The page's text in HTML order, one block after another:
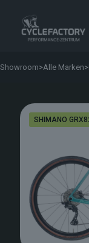
Showroom>Alle Marken>
SHIMANO